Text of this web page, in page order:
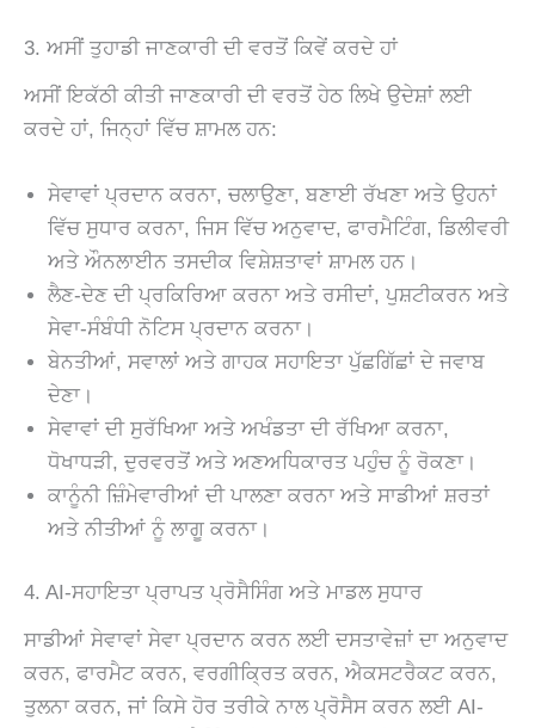
3. ਅਸੀਂ ਤੁਹਾਡੀ ਜਾਣਕਾਰੀ ਦੀ ਵਰਤੋਂ ਕਿਵੇਂ ਕਰਦੇ ਹਾਂ
ਅਸੀਂ ਇਕੱਠੀ ਕੀਤੀ ਜਾਣਕਾਰੀ ਦੀ ਵਰਤੋਂ ਹੇਠ ਲਿਖੇ ਉਦੇਸ਼ਾਂ ਲਈ
ਕਰਦੇ ਹਾਂ, ਜਿਨ੍ਹਾਂ ਵਿੱਚ ਸ਼ਾਮਲ ਹਨ:
ਸੇਵਾਵਾਂ ਪ੍ਰਦਾਨ ਕਰਨਾ, ਚਲਾਉਣਾ, ਬਣਾਈ ਰੱਖਣਾ ਅਤੇ ਉਹਨਾਂ
ਵਿੱਚ ਸੁਧਾਰ ਕਰਨਾ, ਜਿਸ ਵਿੱਚ ਅਨੁਵਾਦ, ਫਾਰਮੈਟਿੰਗ, ਡਿਲੀਵਰੀ
ਅਤੇ ਔਨਲਾਈਨ ਤਸਦੀਕ ਵਿਸ਼ੇਸ਼ਤਾਵਾਂ ਸ਼ਾਮਲ ਹਨ।
ਲੈਣ-ਦੇਣ ਦੀ ਪ੍ਰਕਿਰਿਆ ਕਰਨਾ ਅਤੇ ਰਸੀਦਾਂ, ਪੁਸ਼ਟੀਕਰਨ ਅਤੇ
ਸੇਵਾ-ਸੰਬੰਧੀ ਨੋਟਿਸ ਪ੍ਰਦਾਨ ਕਰਨਾ।
ਬੇਨਤੀਆਂ, ਸਵਾਲਾਂ ਅਤੇ ਗਾਹਕ ਸਹਾਇਤਾ ਪੁੱਛਗਿੱਛਾਂ ਦੇ ਜਵਾਬ
ਦੇਣਾ।
ਸੇਵਾਵਾਂ ਦੀ ਸੁਰੱਖਿਆ ਅਤੇ ਅਖੰਡਤਾ ਦੀ ਰੱਖਿਆ ਕਰਨਾ,
ਧੋਖਾਧੜੀ, ਦੁਰਵਰਤੋਂ ਅਤੇ ਅਣਅਧਿਕਾਰਤ ਪਹੁੰਚ ਨੂੰ ਰੋਕਣਾ।
ਕਾਨੂੰਨੀ ਜ਼ਿੰਮੇਵਾਰੀਆਂ ਦੀ ਪਾਲਣਾ ਕਰਨਾ ਅਤੇ ਸਾਡੀਆਂ ਸ਼ਰਤਾਂ
ਅਤੇ ਨੀਤੀਆਂ ਨੂੰ ਲਾਗੂ ਕਰਨਾ।
4. AI-ਸਹਾਇਤਾ ਪ੍ਰਾਪਤ ਪ੍ਰੋਸੈਸਿੰਗ ਅਤੇ ਮਾਡਲ ਸੁਧਾਰ
ਸਾਡੀਆਂ ਸੇਵਾਵਾਂ ਸੇਵਾ ਪ੍ਰਦਾਨ ਕਰਨ ਲਈ ਦਸਤਾਵੇਜ਼ਾਂ ਦਾ ਅਨੁਵਾਦ
ਕਰਨ, ਫਾਰਮੈਟ ਕਰਨ, ਵਰਗੀਕ੍ਰਿਤ ਕਰਨ, ਐਕਸਟਰੈਕਟ ਕਰਨ,
ਤੁਲਨਾ ਕਰਨ, ਜਾਂ ਕਿਸੇ ਹੋਰ ਤਰੀਕੇ ਨਾਲ ਪ੍ਰੋਸੈਸ ਕਰਨ ਲਈ AI-